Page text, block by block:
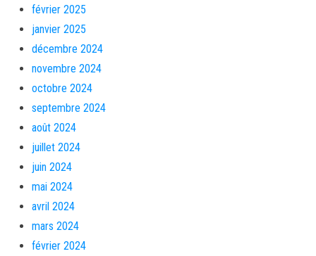
février 2025
janvier 2025
décembre 2024
novembre 2024
octobre 2024
septembre 2024
août 2024
juillet 2024
juin 2024
mai 2024
avril 2024
mars 2024
février 2024